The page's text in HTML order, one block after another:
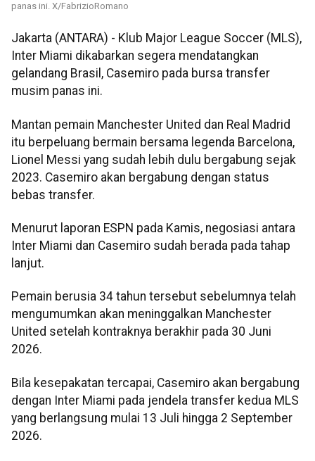
panas ini. X/FabrizioRomano
Jakarta (ANTARA) - Klub Major League Soccer (MLS),
Inter Miami dikabarkan segera mendatangkan
gelandang Brasil, Casemiro pada bursa transfer
musim panas ini.
Mantan pemain Manchester United dan Real Madrid
itu berpeluang bermain bersama legenda Barcelona,
Lionel Messi yang sudah lebih dulu bergabung sejak
2023. Casemiro akan bergabung dengan status
bebas transfer.
Menurut laporan ESPN pada Kamis, negosiasi antara
Inter Miami dan Casemiro sudah berada pada tahap
lanjut.
Pemain berusia 34 tahun tersebut sebelumnya telah
mengumumkan akan meninggalkan Manchester
United setelah kontraknya berakhir pada 30 Juni
2026.
Bila kesepakatan tercapai, Casemiro akan bergabung
dengan Inter Miami pada jendela transfer kedua MLS
yang berlangsung mulai 13 Juli hingga 2 September
2026.